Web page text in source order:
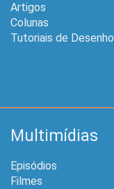
Artigos
Colunas
Tutoriais de Desenho
Multimídias
Episódios
Filmes